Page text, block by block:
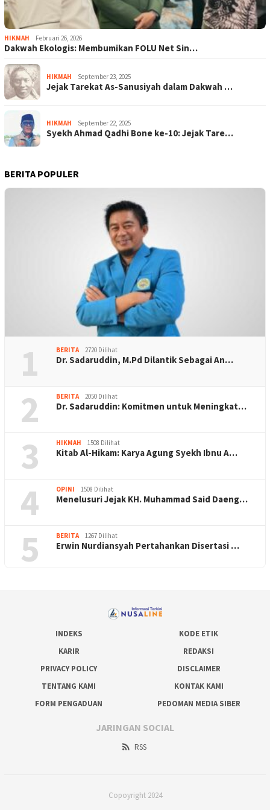
HIKMAH Februari 26, 2026
Dakwah Ekologis: Membumikan FOLU Net Sin…
HIKMAH September 23, 2025
Jejak Tarekat As-Sanusiyah dalam Dakwah …
HIKMAH September 22, 2025
Syekh Ahmad Qadhi Bone ke-10: Jejak Tare…
BERITA POPULER
1 BERITA 2720 Dilihat
Dr. Sadaruddin, M.Pd Dilantik Sebagai An…
2 BERITA 2050 Dilihat
Dr. Sadaruddin: Komitmen untuk Meningkat…
3 HIKMAH 1508 Dilihat
Kitab Al-Hikam: Karya Agung Syekh Ibnu A…
4 OPINI 1508 Dilihat
Menelusuri Jejak KH. Muhammad Said Daeng…
5 BERITA 1267 Dilihat
Erwin Nurdiansyah Pertahankan Disertasi …
INDEKS
KODE ETIK
KARIR
REDAKSI
PRIVACY POLICY
DISCLAIMER
TENTANG KAMI
KONTAK KAMI
FORM PENGADUAN
PEDOMAN MEDIA SIBER
JARINGAN SOCIAL
RSS
Copoyright 2024